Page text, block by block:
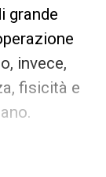
grande
invece,
fisicità e